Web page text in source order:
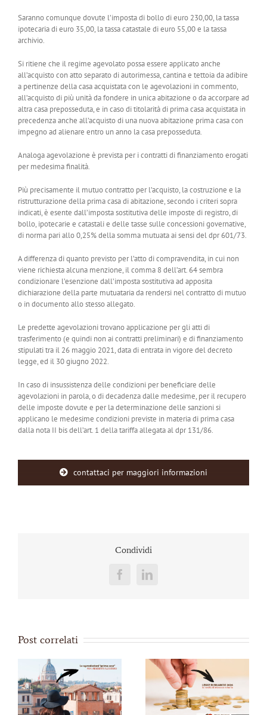
Saranno comunque dovute l’imposta di bollo di euro 230,00, la tassa
ipotecaria di euro 35,00, la tassa catastale di euro 55,00 e la tassa
archivio.
Si ritiene che il regime agevolato possa essere applicato anche
all’acquisto con atto separato di autorimessa, cantina e tettoia da adibire
a pertinenze della casa acquistata con le agevolazioni in commento,
all’acquisto di più unità da fondere in unica abitazione o da accorpare ad
altra casa preposseduta, e in caso di titolarità di prima casa acquistata in
precedenza anche all’acquisto di una nuova abitazione prima casa con
impegno ad alienare entro un anno la casa preposseduta.
Analoga agevolazione è prevista per i contratti di finanziamento erogati
per medesima finalità.
Più precisamente il mutuo contratto per l’acquisto, la costruzione e la
ristrutturazione della prima casa di abitazione, secondo i criteri sopra
indicati, è esente dall’imposta sostitutiva delle imposte di registro, di
bollo, ipotecarie e catastali e delle tasse sulle concessioni governative,
di norma pari allo 0,25% della somma mutuata ai sensi del dpr 601/73.
A differenza di quanto previsto per l’atto di compravendita, in cui non
viene richiesta alcuna menzione, il comma 8 dell’art. 64 sembra
condizionare l’esenzione dall’imposta sostitutiva ad apposita
dichiarazione della parte mutuataria da rendersi nel contratto di mutuo
o in documento allo stesso allegato.
Le predette agevolazioni trovano applicazione per gli atti di
trasferimento (e quindi non ai contratti preliminari) e di finanziamento
stipulati tra il 26 maggio 2021, data di entrata in vigore del decreto
legge, ed il 30 giugno 2022.
In caso di insussistenza delle condizioni per beneficiare delle
agevolazioni in parola, o di decadenza dalle medesime, per il recupero
delle imposte dovute e per la determinazione delle sanzioni si
applicano le medesime condizioni previste in materia di prima casa
dalla nota II bis dell’art. 1 della tariffa allegata al dpr 131/86.
contattaci per maggiori informazioni
Condividi
FacebookLinkedIn
Post correlati